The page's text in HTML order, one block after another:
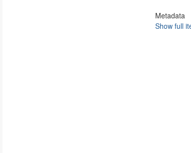
Metadata
Show full